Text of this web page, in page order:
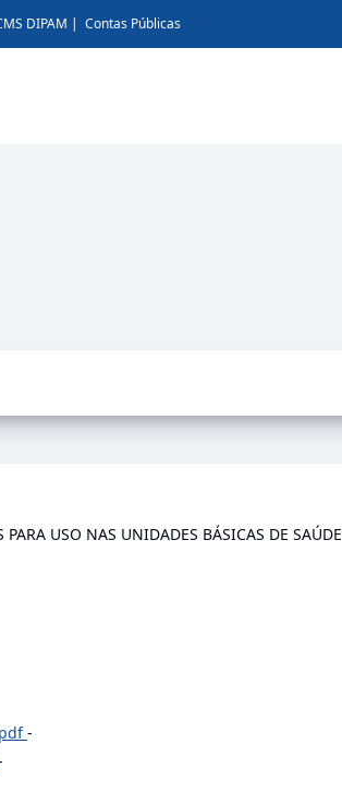
DIPAM Contas Públicas
USO NAS UNIDADES BÁSICAS DE SAÚDE
-